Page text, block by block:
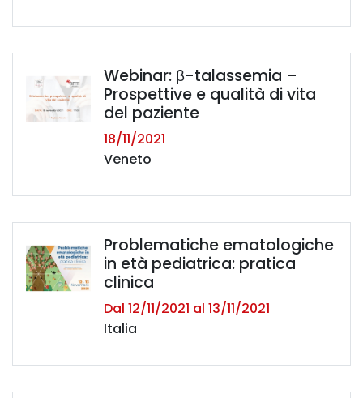
Webinar: β-talassemia –
Prospettive e qualità di vita
del paziente
18/11/2021
Veneto
Problematiche ematologiche
in età pediatrica: pratica
clinica
Dal 12/11/2021 al 13/11/2021
Italia